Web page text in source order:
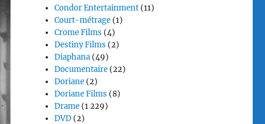
Condor Entertainment (11)
Court-métrage (1)
Crome Films (4)
Destiny Films (2)
Diaphana (49)
Documentaire (22)
Doriane (2)
Doriane Films (8)
Drame (1 229)
DVD (2)